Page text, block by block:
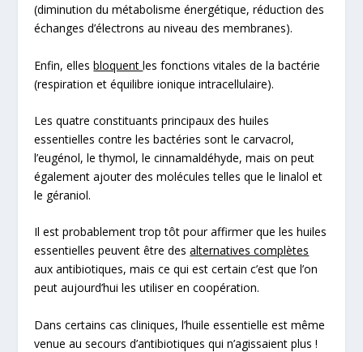
(diminution du métabolisme énergétique, réduction des
échanges d’électrons au niveau des membranes).
Enfin, ellesbloquentles fonctions vitales de la bactérie
(respiration et équilibre ionique intracellulaire).
Les quatre constituants principaux des huiles
essentielles contre les bactéries sont le carvacrol,
l’eugénol, le thymol, le cinnamaldéhyde, mais on peut
également ajouter des molécules telles que le linalol et
le géraniol.
Il est probablement trop tôt pour affirmer que les huiles
essentielles peuvent être desalternatives complètes
aux antibiotiques, mais ce qui est certain c’est que l’on
peut aujourd’hui les utiliser en coopération.
Dans certains cas cliniques, l’huile essentielle est même
venue au secours d’antibiotiques qui n’agissaient plus !